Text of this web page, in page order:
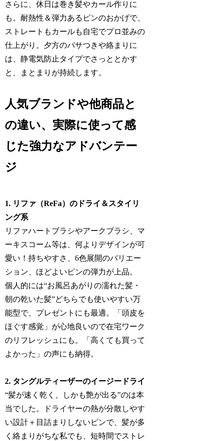
さらに、休日は巻き髪やカール作りに
も。耐熱性＆弾力あるピンのおかげで、
ストレートもカールも自宅でプロ並みの
仕上がり。夕方のパサつきや絡まりに
は、静電気防止タイプでさっととかす
と、まとまりが持続します。
人気ブランドや他商品と
の違い、実際に使って感
じた強力なアドバンテー
ジ
1. リファ（ReFa）のドライ＆スタイリ
ング系
リファハートブラシやアークブラシ、マ
ーキスコーム等は、何よりデザインが可
愛い！持ちやすさ、6色展開のバリエー
ション、ほどよいピンの弾力が上品。
個人的には“お風呂あがりの濡れた髪・
朝の乾いた髪”どちらでも使いやすい万
能型で、プレゼントにも最適。「頭皮を
ほぐす感覚」が心地良いので在宅ワーク
のリフレッシュにも。「高くても買って
よかった」の声にも納得。
2. タングルティーザーのイージードライ
“髪が速く乾く、しかも艶が出る”のは本
当でした。ドライヤーの熱が分散しやす
い設計＋目詰まりしないピンで、髪が多
く絡まりがちな私でも、短時間でストレ